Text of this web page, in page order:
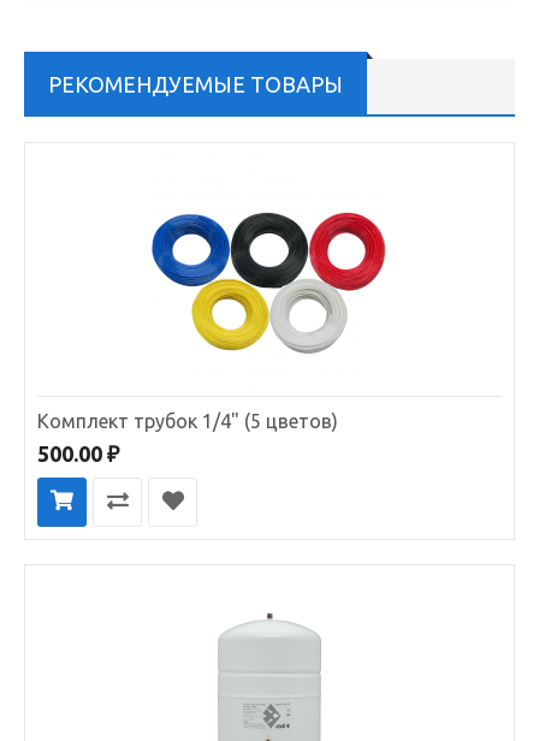
РЕКОМЕНДУЕМЫЕ ТОВАРЫ
Комплект трубок 1/4" (5 цветов)
500.00 ₽